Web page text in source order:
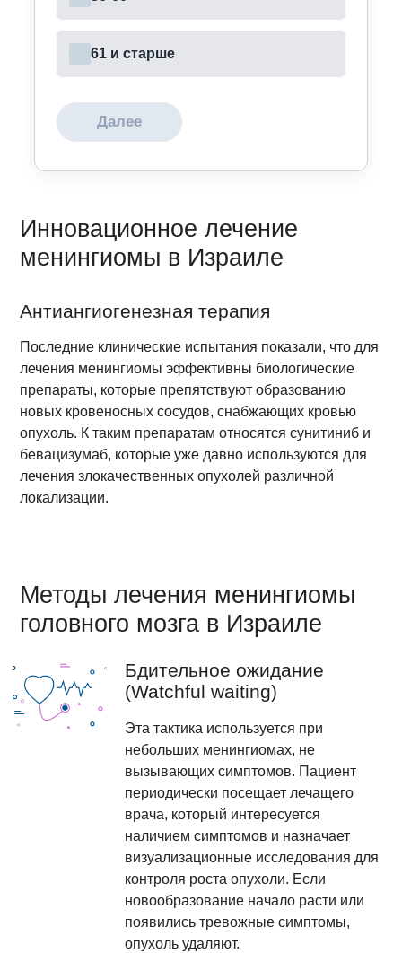
61 и старше
Далее
Инновационное лечение
менингиомы в Израиле
Антиангиогенезная терапия
Последние клинические испытания показали, что для
лечения менингиомы эффективны биологические
препараты, которые препятствуют образованию
новых кровеносных сосудов, снабжающих кровью
опухоль. К таким препаратам относятся сунитиниб и
бевацизумаб, которые уже давно используются для
лечения злокачественных опухолей различной
локализации.
Методы лечения менингиомы
головного мозга в Израиле
Бдительное ожидание
(Watchful waiting)
Эта тактика используется при
небольших менингиомах, не
вызывающих симптомов. Пациент
периодически посещает лечащего
врача, который интересуется
наличием симптомов и назначает
визуализационные исследования для
контроля роста опухоли. Если
новообразование начало расти или
появились тревожные симптомы,
опухоль удаляют.